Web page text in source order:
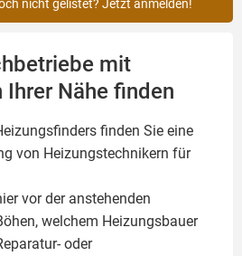
nicht gelistet? Jetzt anmelden!
mit
Nähe finden
finden Sie eine
von Heizungstechnikern für
vor der anstehenden
welchem Heizungsbauer
oder